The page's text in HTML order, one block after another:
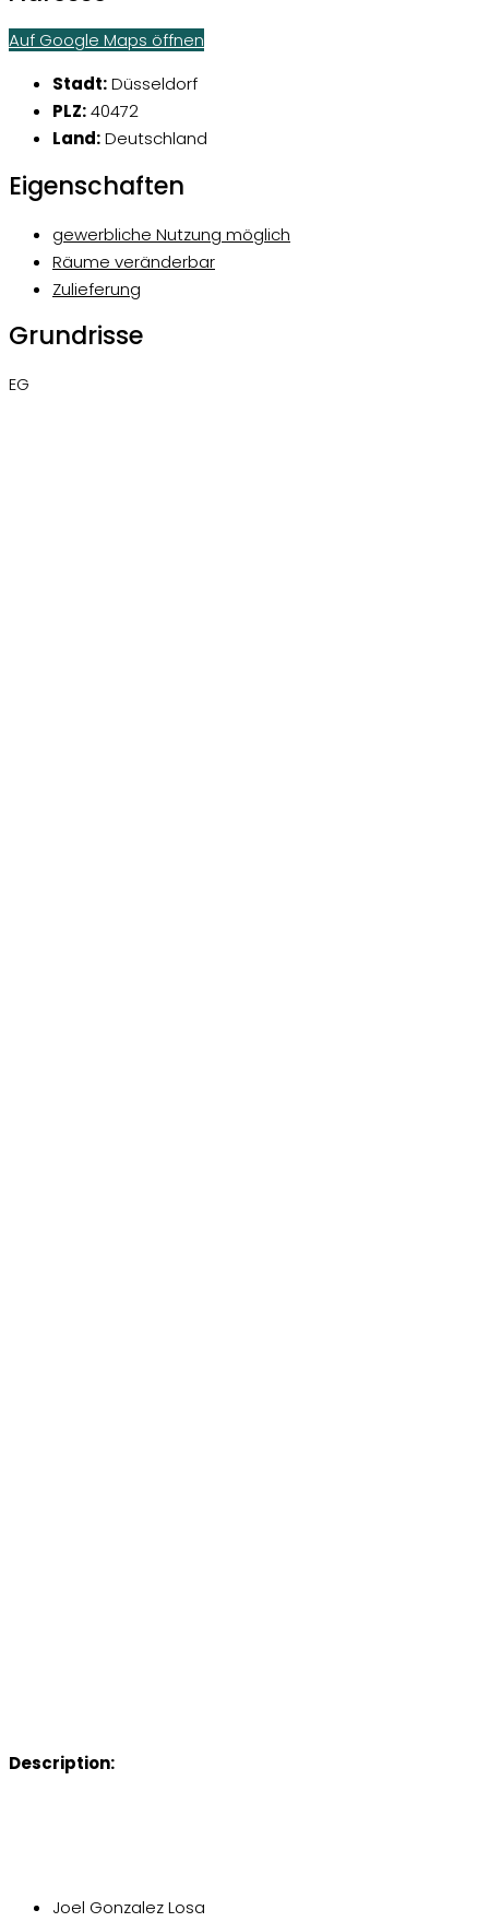
Auf Google Maps öffnen
Stadt:Düsseldorf
PLZ:40472
Land:Deutschland
Eigenschaften
gewerbliche Nutzung möglich
Räume veränderbar
Zulieferung
Grundrisse
EG
Description:
Joel Gonzalez Losa